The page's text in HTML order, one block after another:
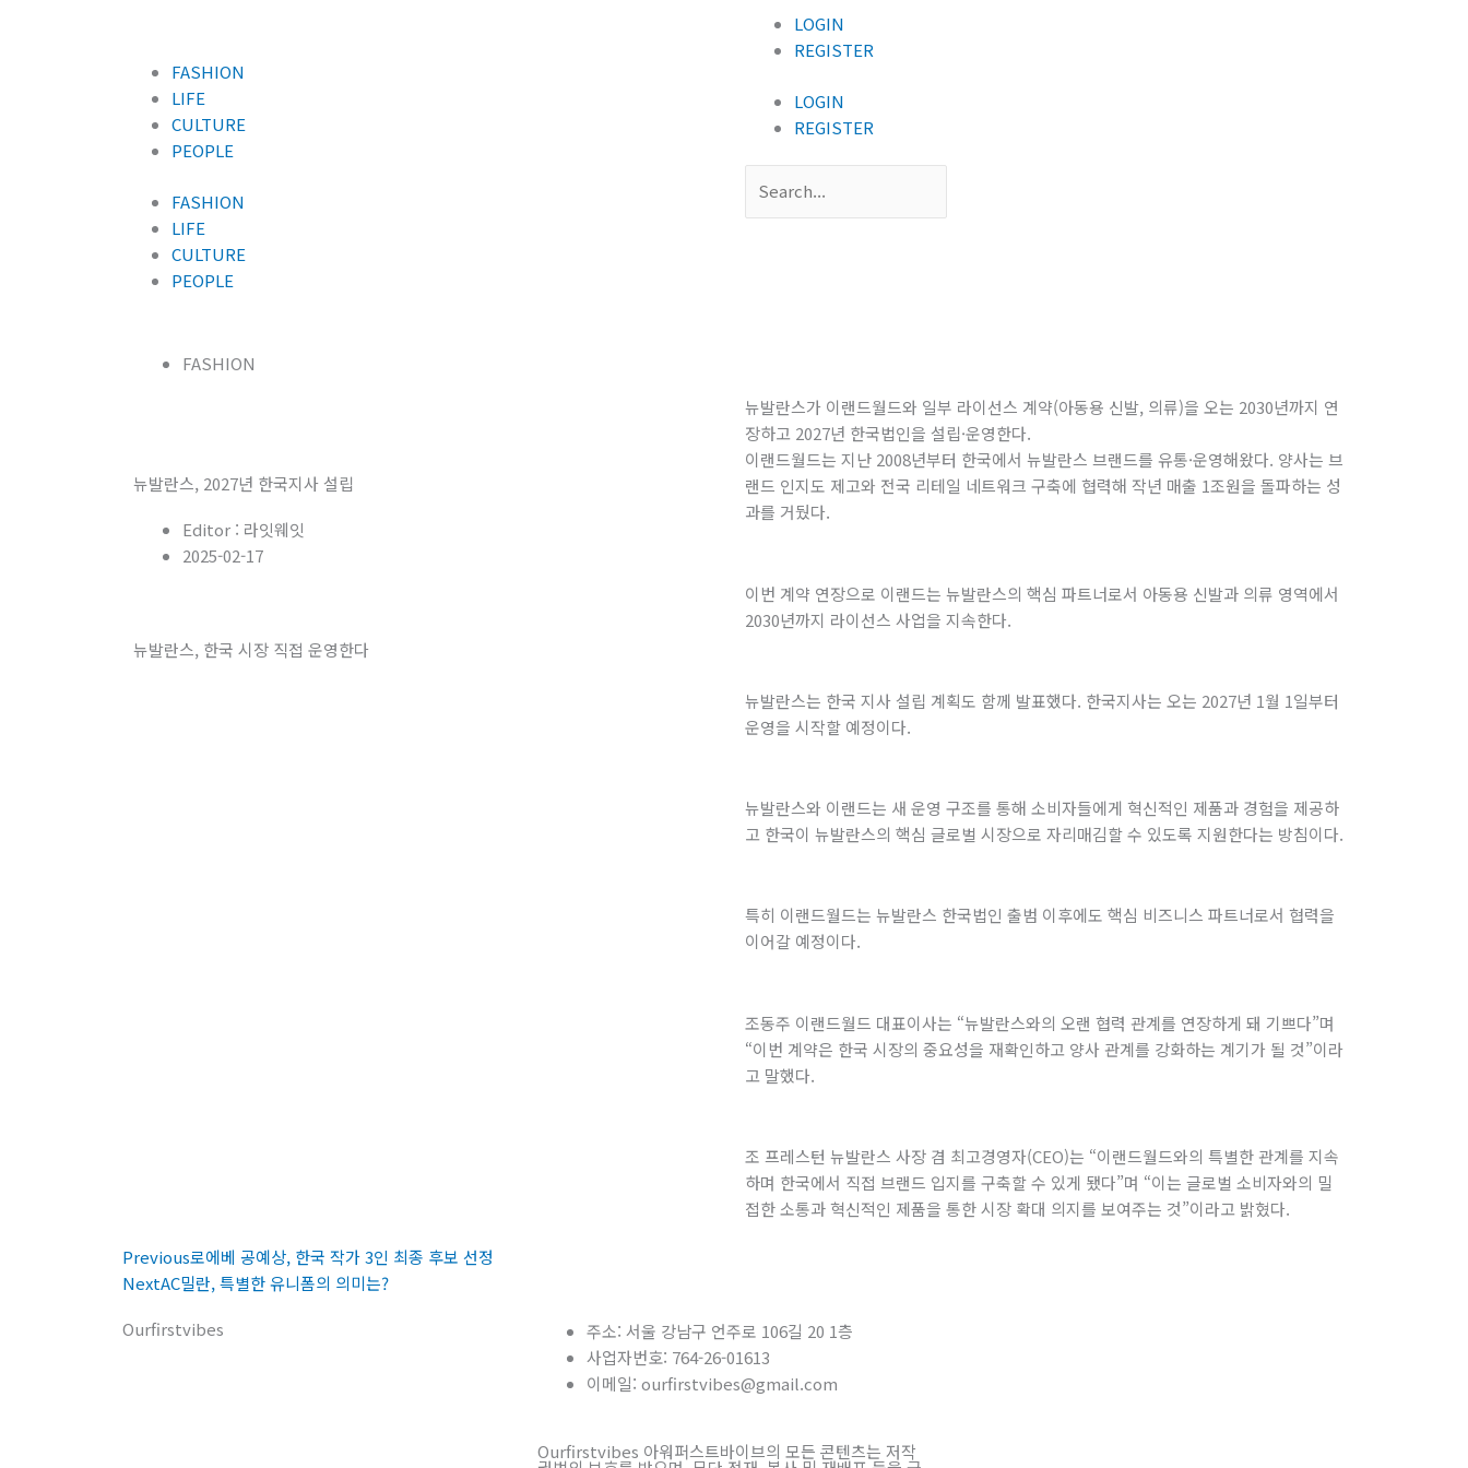
FASHION
LIFE
CULTURE
PEOPLE
FASHION
LIFE
CULTURE
PEOPLE
LOGIN
REGISTER
LOGIN
REGISTER
FASHION
뉴발란스, 2027년 한국지사 설립
Editor : 라잇웨잇
2025-02-17
뉴발란스, 한국 시장 직접 운영한다
뉴발란스가 이랜드월드와 일부 라이선스 계약(아동용 신발, 의류)을 오는 2030년까지 연
장하고 2027년 한국법인을 설립·운영한다.
이랜드월드는 지난 2008년부터 한국에서 뉴발란스 브랜드를 유통·운영해왔다. 양사는 브
랜드 인지도 제고와 전국 리테일 네트워크 구축에 협력해 작년 매출 1조원을 돌파하는 성
과를 거뒀다.
이번 계약 연장으로 이랜드는 뉴발란스의 핵심 파트너로서 아동용 신발과 의류 영역에서
2030년까지 라이선스 사업을 지속한다.
뉴발란스는 한국 지사 설립 계획도 함께 발표했다. 한국지사는 오는 2027년 1월 1일부터
운영을 시작할 예정이다.
뉴발란스와 이랜드는 새 운영 구조를 통해 소비자들에게 혁신적인 제품과 경험을 제공하
고 한국이 뉴발란스의 핵심 글로벌 시장으로 자리매김할 수 있도록 지원한다는 방침이다.
특히 이랜드월드는 뉴발란스 한국법인 출범 이후에도 핵심 비즈니스 파트너로서 협력을
이어갈 예정이다.
조동주 이랜드월드 대표이사는 “뉴발란스와의 오랜 협력 관계를 연장하게 돼 기쁘다”며
“이번 계약은 한국 시장의 중요성을 재확인하고 양사 관계를 강화하는 계기가 될 것”이라
고 말했다.
조 프레스턴 뉴발란스 사장 겸 최고경영자(CEO)는 “이랜드월드와의 특별한 관계를 지속
하며 한국에서 직접 브랜드 입지를 구축할 수 있게 됐다”며 “이는 글로벌 소비자와의 밀
접한 소통과 혁신적인 제품을 통한 시장 확대 의지를 보여주는 것”이라고 밝혔다.
Prev
Previous로에베 공예상, 한국 작가 3인 최종 후보 선정
NextAC밀란, 특별한 유니폼의 의미는?
Next
Ourfirstvibes
주소: 서울 강남구 언주로 106길 20 1층
사업자번호: 764-26-01613
이메일: ourfirstvibes@gmail.com
Ourfirstvibes 아워퍼스트바이브의 모든 콘텐츠는 저작